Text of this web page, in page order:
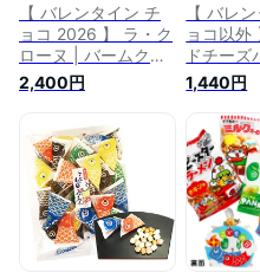
【 バレンタイン チ
ョコ 2026 】 ラ・ク
ローヌ | バームクー
ヘン チョコレートケ
ーキ チョコレート
おしゃれ 高級 常温
米粉 ギフト 千葉 千
葉県 バウムクーヘン
お菓子 インスタ映え
お取り寄せスイーツ
ケーキ プレゼント
2,400円
【 バレ
ョコ以外
ドチーズ
粉 高級
ヘン こど
葉県産
菓子 お
ーツ バー
スイーツ
き菓子
クドチ
ト お菓
ーキ 男性
1,440円